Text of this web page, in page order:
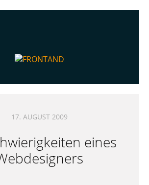
17. AUGUST 2009
eines